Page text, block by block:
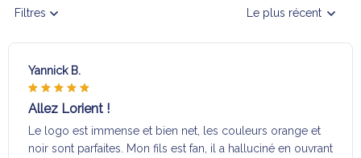
Filtres Le plus récent
Yannick B.
Allez Lorient !
Le logo est immense et bien net, les couleurs orange et
noir sont parfaites. Mon fils est fan, il a halluciné en ouvrant